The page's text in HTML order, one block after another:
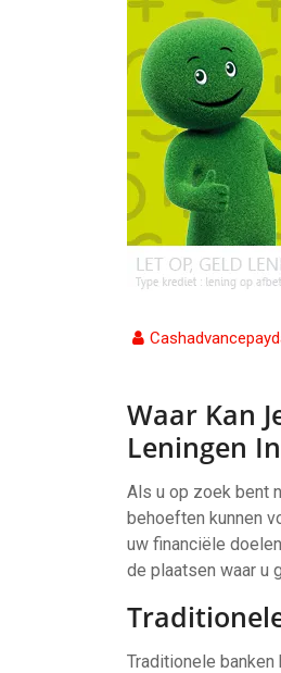
Waar Kan
Leningen
Als u op zoek bent
behoeften kunnen
uw financiële
de plaatsen waar u
Traditionele